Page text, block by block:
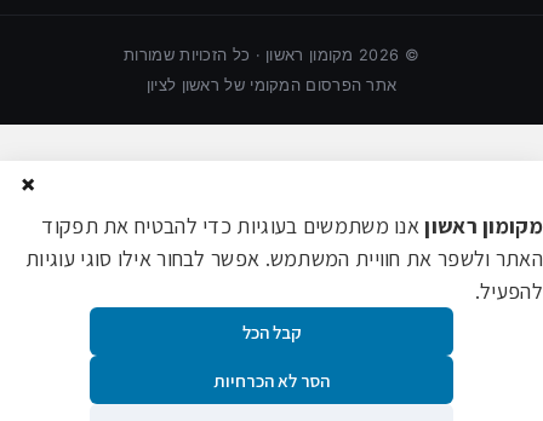
©
2026 מקומון ראשון · כל הזכויות שמורות
אתר הפרסום המקומי של ראשון לציון
×
מקומון ראשוןאנו משתמשים בעוגיות כדי להבטיח את תפקוד
האתר ולשפר את חוויית המשתמש. אפשר לבחור אילו סוגי עוגיות
להפעיל.
קבל הכל
הסר לא הכרחיות